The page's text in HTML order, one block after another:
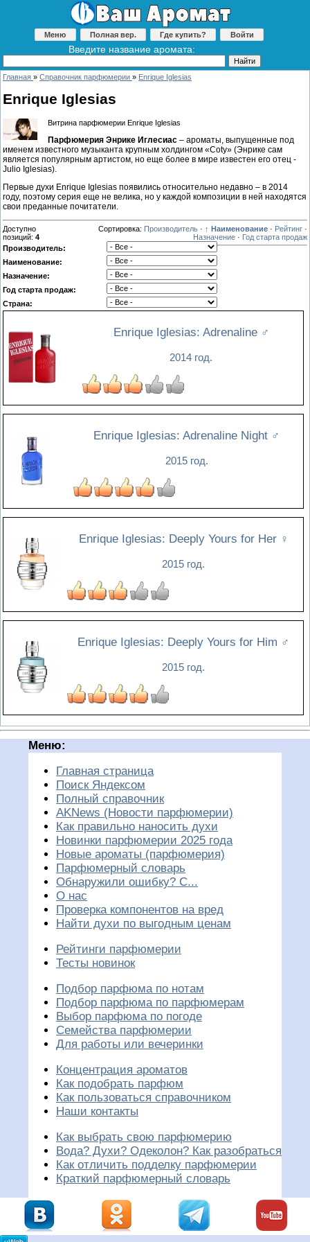
Меню Полная вер. Где купить? Войти
Введите название аромата:
Главная » Справочник парфюмерии » Enrique Iglesias
Enrique Iglesias
Витрина парфюмерии Enrique Iglesias
Парфюмерия Энрике Иглесиас – ароматы, выпущенные под
именем известного музыканта крупным холдингом «Coty» (Энрике сам
является популярным артистом, но еще более в мире известен его отец -
Julio Iglesias).
Первые духи Enrique Iglesias появились относительно недавно – в 2014
году, поэтому серия еще не велика, но у каждой композиции в ней находятся
свои преданные почитатели.
Доступно
позиций: 4
Сортировка: Производитель · ↑ Наименование · Рейтинг ·
Назначение · Год старта продаж
Производитель:
Наименование:
Назначение:
Год старта продаж:
Страна:
Enrique Iglesias: Adrenaline ♂
2014 год.
Enrique Iglesias: Adrenaline Night ♂
2015 год.
Enrique Iglesias: Deeply Yours for Her ♀
2015 год.
Enrique Iglesias: Deeply Yours for Him ♂
2015 год.
Меню:
Главная страница
Поиск Яндексом
Полный справочник
AKNews (Новости парфюмерии)
Как правильно наносить духи
Новинки парфюмерии 2025 года
Новые ароматы (парфюмерия)
Парфюмерный словарь
Обнаружили ошибку? С...
О нас
Проверка компонентов на вред
Найти духи по выгодным ценам
Рейтинги парфюмерии
Тесты новинок
Подбор парфюма по нотам
Подбор парфюма по парфюмерам
Выбор парфюма по погоде
Семейства парфюмерии
Для работы или вечеринки
Концентрация ароматов
Как подобрать парфюм
Как пользоваться справочником
Наши контакты
Как выбрать свою парфюмерию
Вода? Духи? Одеколон? Как разобраться
Как отличить подделку парфюмерии
Краткий парфюмерный словарь